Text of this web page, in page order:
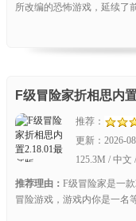
所改编的恐怖游戏，延续了
F级冒险家折相思内
推荐：
更新： 2026-
125.3M / 中文
推荐理由： F级冒险家是一
冒险游戏，游戏内你是一名